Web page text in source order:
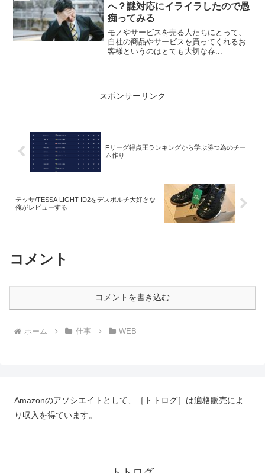
へ？謎対応にイライラしたので愚
痴ってみる
モノやサービスを売る人たちにとって、
自社の商品やサービスを買ってくれるお
客様というのはとても大切な存...
スポンサーリンク
Fリーグ得点王ランキングから学ぶ勝つ為のチー
ム作り
テッサ/TESSA LIGHT ID2をデスポルチ大好きな
俺がレビューする
コメント
コメントを書き込む
ホーム 仕事 WEB
Amazonのアソシエイトとして、［トトログ］は適格販売によ
り収入を得ています。